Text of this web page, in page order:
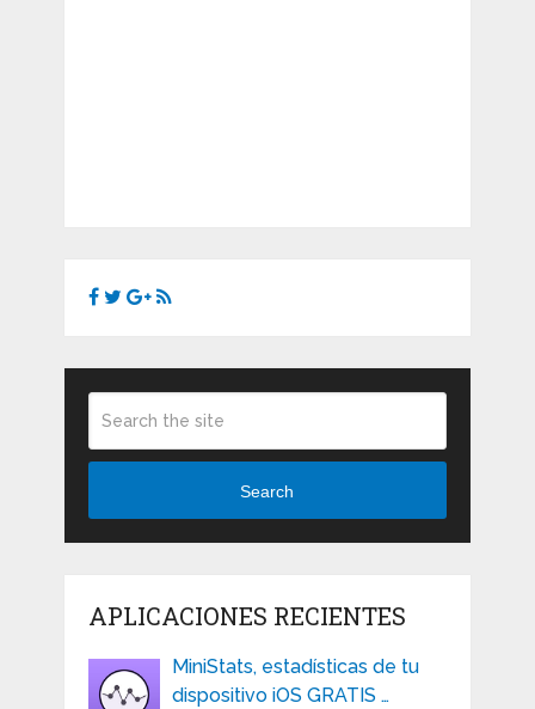
Search
APLICACIONES RECIENTES
MiniStats, estadísticas de tu
dispositivo iOS GRATIS …